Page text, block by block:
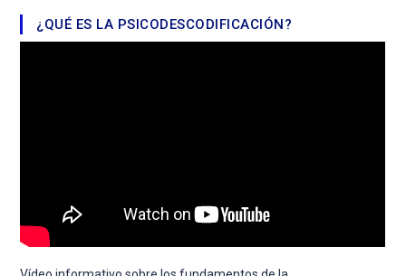
¿QUÉ ES LA PSICODESCODIFICACIÓN?